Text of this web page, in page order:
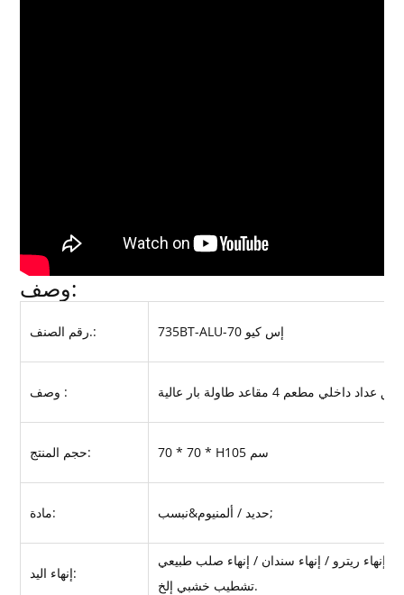
وصف:
رقم الصنف.: 735BT-ALU-إس كيو 70
وصف : مطعم 4 مقاعد طاولة بار عالية
حجم المنتج: 70 * 70 * H105 سم
مادة: حديد / ألمنيوم&نبسب;
إنهاء اليد:
تشطيب خشبي إلخ.